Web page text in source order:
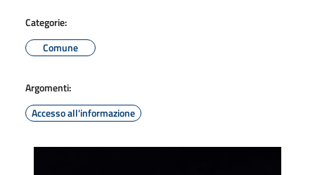
Categorie:
Comune
Argomenti:
Accesso all'informazione